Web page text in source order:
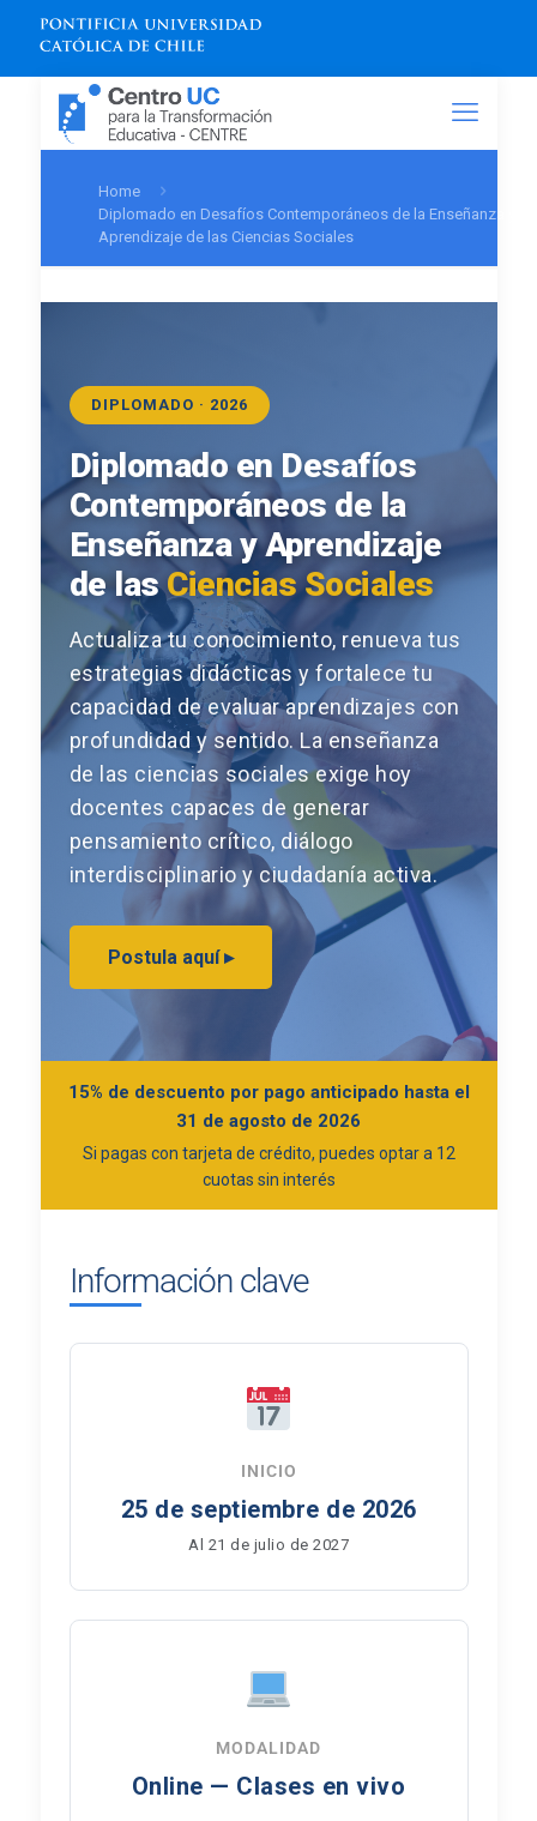
Home
Diplomado en Desafíos Contemporáneos de la Enseñanza y
Aprendizaje de las Ciencias Sociales
DIPLOMADO · 2026
Diplomado en Desafíos
Contemporáneos de la
Enseñanza y Aprendizaje
de lasCiencias Sociales
Actualiza tu conocimiento, renueva tus
estrategias didácticas y fortalece tu
capacidad de evaluar aprendizajes con
profundidad y sentido. La enseñanza
de las ciencias sociales exige hoy
docentes capaces de generar
pensamiento crítico, diálogo
interdisciplinario y ciudadanía activa.
Postula aquí ▸
15% de descuento por pago anticipado hasta el
31 de agosto de 2026
Si pagas con tarjeta de crédito, puedes optar a 12
cuotas sin interés
Información clave
INICIO
25 de septiembre de 2026
Al 21 de julio de 2027
MODALIDAD
Online — Clases en vivo